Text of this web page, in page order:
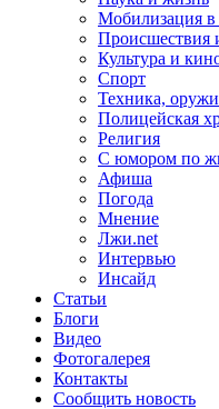
Мобилизация в
Происшествия
Культура и
Спорт
Техника,
Полицейская
Религия
С юмором по
Афиша
Погода
Мнение
Лжи.net
Интервью
Инсайд
Статьи
Блоги
Видео
Фотогалерея
Контакты
Сообщить новость